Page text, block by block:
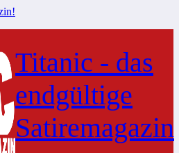
Titanic - das
endgültige
Satiremagazin